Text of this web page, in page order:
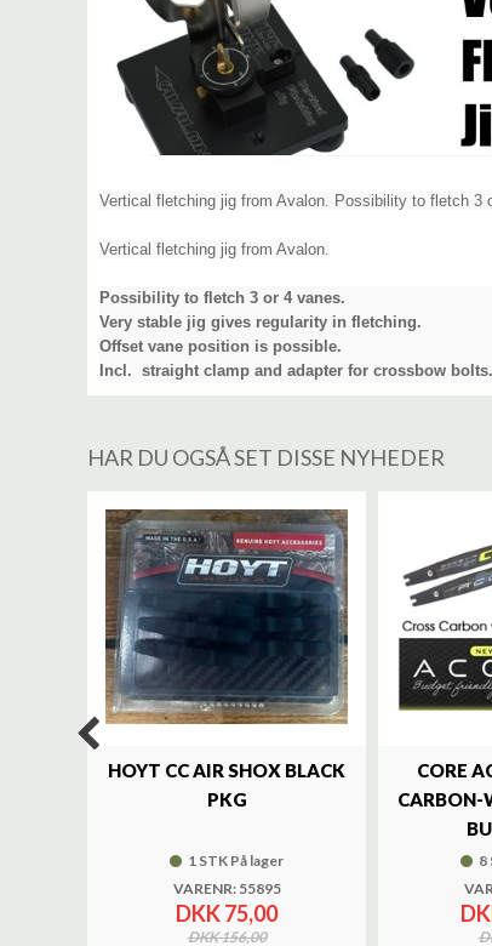
Vertical fletching jig from Avalon. Possibility to fletch
Vertical fletching jig from Avalon.
Possibility to fletch 3 or 4 vanes.
Very stable jig gives regularity in fletching.
Offset vane position is possible.
Incl. straight clamp and adapter for crossbow bolts.
HAR DU OGSÅ SET DISSE NYHEDER
HOYT CC AIR SHOX BLACK
PKG
1 STK På lager
VARENR: 55895
DKK 75,00
DKK 156,00
CORE
CARBON-
8